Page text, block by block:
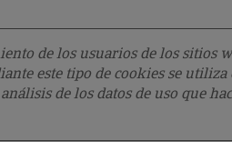
de los usuarios de los sitios
este tipo de cookies se
de los datos de uso que